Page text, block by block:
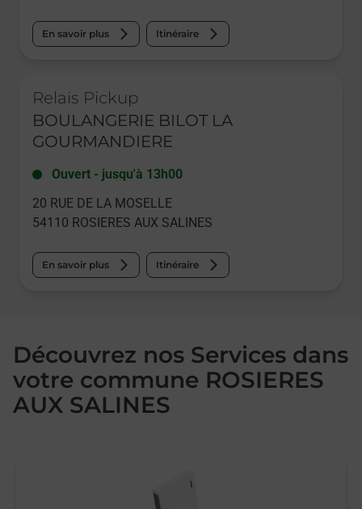
En savoir plus Itinéraire
Relais Pickup
BOULANGERIE BILOT LA
GOURMANDIERE
Ouvert - jusqu'à 13h00
20 RUE DE LA MOSELLE
54110 ROSIERES AUX SALINES
En savoir plus Itinéraire
Découvrez nos Services dans
votre commune ROSIERES
AUX SALINES